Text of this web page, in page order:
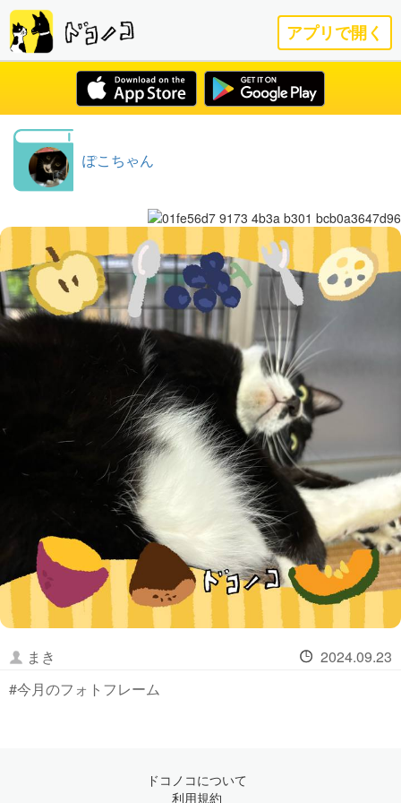
アプリで開く
ぽこちゃん
まき
2024.09.23
#今月のフォトフレーム
ドコノコについて
利用規約